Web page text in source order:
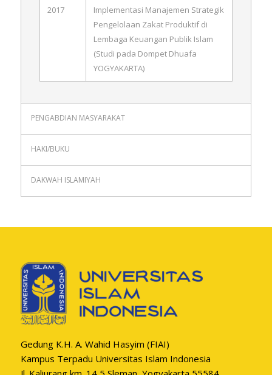
2017
Implementasi Manajemen Strategik
Pengelolaan Zakat Produktif di
Lembaga Keuangan Publik Islam
(Studi pada Dompet Dhuafa
YOGYAKARTA)
PENGABDIAN MASYARAKAT
HAKI/BUKU
DAKWAH ISLAMIYAH
Gedung K.H. A. Wahid Hasyim (FIAI)
Kampus Terpadu Universitas Islam Indonesia